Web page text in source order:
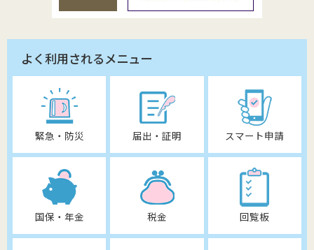
よく利用されるメニュー
緊急・防災 届出・証明 スマート申請
国保・年金 税金 回覧板